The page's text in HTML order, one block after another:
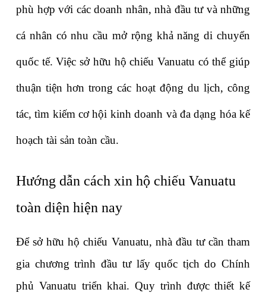
phù hợp với các doanh nhân, nhà đầu tư và những
cá nhân có nhu cầu mở rộng khả năng di chuyển
quốc tế. Việc sở hữu hộ chiếu Vanuatu có thể giúp
thuận tiện hơn trong các hoạt động du lịch, công
tác, tìm kiếm cơ hội kinh doanh và đa dạng hóa kế
hoạch tài sản toàn cầu.
Hướng dẫn cách xin hộ chiếu Vanuatu
toàn diện hiện nay
Để sở hữu hộ chiếu Vanuatu, nhà đầu tư cần tham
gia chương trình đầu tư lấy quốc tịch do Chính
phủ Vanuatu triển khai. Quy trình được thiết kế